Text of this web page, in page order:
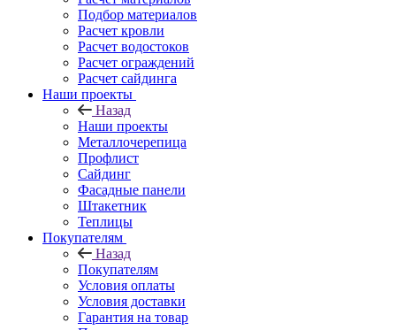
Подбор материалов
Расчет кровли
Расчет водостоков
Расчет ограждений
Расчет сайдинга
Наши проекты
Назад
Наши проекты
Металлочерепица
Профлист
Сайдинг
Фасадные панели
Штакетник
Теплицы
Покупателям
Назад
Покупателям
Условия оплаты
Условия доставки
Гарантия на товар